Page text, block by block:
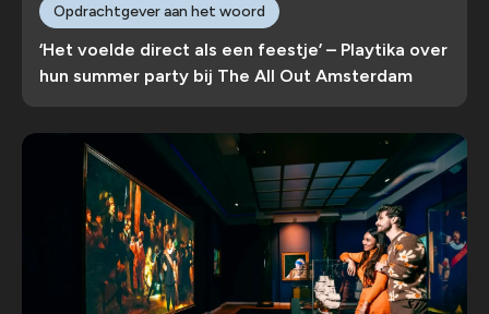
‘Het voelde direct als een feestje’ – Playtika over
hun summer party bij The All Out Amsterdam
Opdrachtgever aan het woord